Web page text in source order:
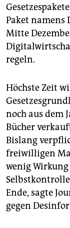
Paket namens
Mitte
regeln.
Höchste Zeit
noch aus dem
Bücher
Bislang
freiwilligen
wenig
Ende, sagte
gegen